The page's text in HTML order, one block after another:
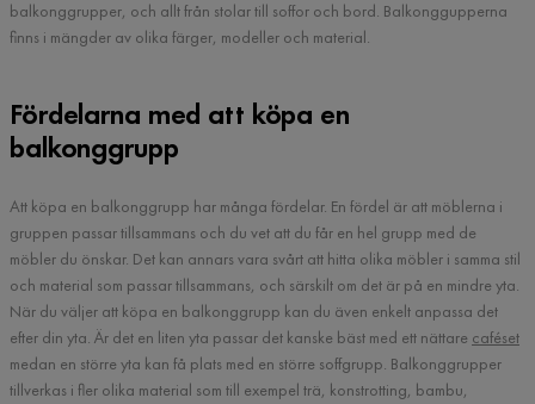
balkonggrupper, och allt från stolar till soffor och bord. Balkonggupperna
finns i mängder av olika färger, modeller och material.
Fördelarna med att köpa en
balkonggrupp
Att köpa en balkonggrupp har många fördelar. En fördel är att möblerna i
gruppen passar tillsammans och du vet att du får en hel grupp med de
möbler du önskar. Det kan annars vara svårt att hitta olika möbler i samma stil
och material som passar tillsammans, och särskilt om det är på en mindre yta.
När du väljer att köpa en balkonggrupp kan du även enkelt anpassa det
efter din yta. Är det en liten yta passar det kanske bäst med ett nättare caféset
medan en större yta kan få plats med en större soffgrupp. Balkonggrupper
tillverkas i fler olika material som till exempel trä, konstrotting, bambu,